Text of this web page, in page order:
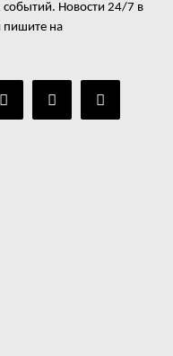
событий. Новости 24/7 в
пишите на